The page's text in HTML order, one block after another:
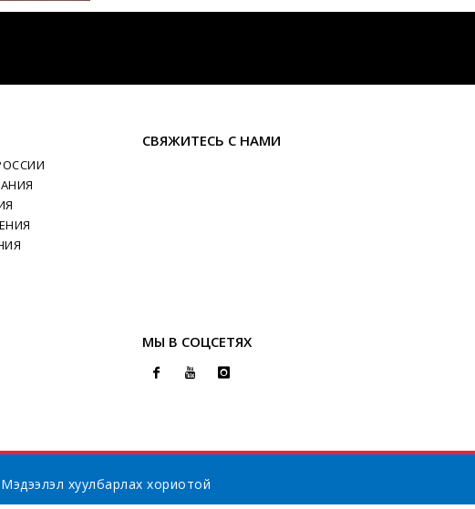
СВЯЖИТЕСЬ С НАМИ
МЫ В СОЦСЕТЯХ
хуулбарлах хориотой